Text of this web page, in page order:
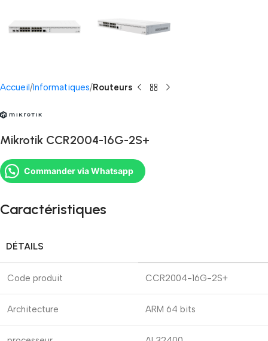
Accueil Informatiques Routeurs
Mikrotik CCR2004-16G-2S+
Commander via Whatsapp
Caractéristiques
DÉTAILS
Code produit CCR2004-16G-2S+
Architecture ARM 64 bits